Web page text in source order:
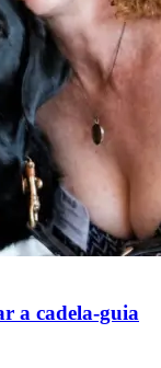
a cadela-guia